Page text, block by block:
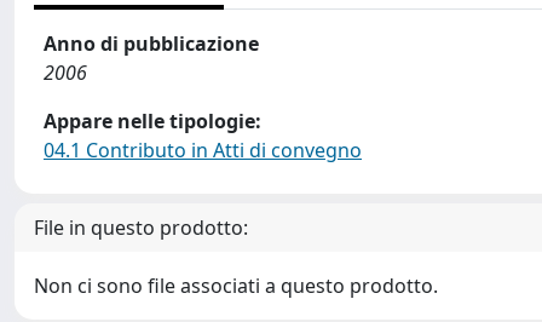
Anno di pubblicazione
2006
Appare nelle tipologie:
04.1 Contributo in Atti di convegno
File in questo prodotto:
Non ci sono file associati a questo prodotto.